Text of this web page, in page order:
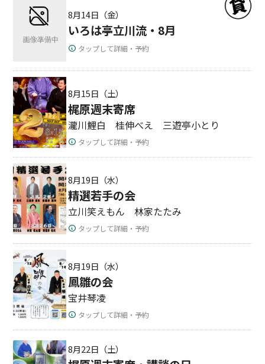
8月14日（金）
いろは亭立川流・8月
タップして詳細・予約
8月15日（土）
梶原週末寄席
瀧川鯉白 桂伸べえ 三遊亭小とり
タップして詳細・予約
8月19日（水）
精選若手の会
立川笑えもん 林家たたみ
タップして詳細・予約
8月19日（水）
鳳雛の会
宝井琴凌
タップして詳細・予約
8月22日（土）